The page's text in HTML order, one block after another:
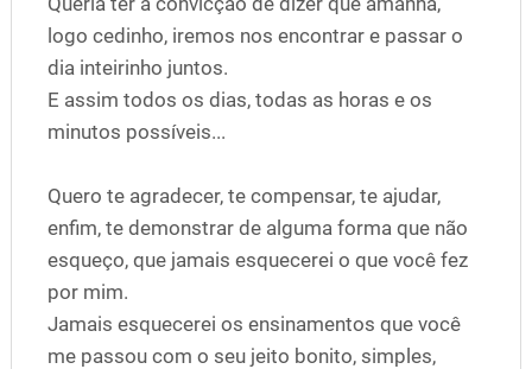
logo cedinho, iremos nos encontrar e passar o
dia inteirinho juntos.
E assim todos os dias, todas as horas e os
minutos possíveis...
Quero te agradecer, te compensar, te ajudar,
enfim, te demonstrar de alguma forma que não
esqueço, que jamais esquecerei o que você fez
por mim.
Jamais esquecerei os ensinamentos que você
me passou com o seu jeito bonito, simples,